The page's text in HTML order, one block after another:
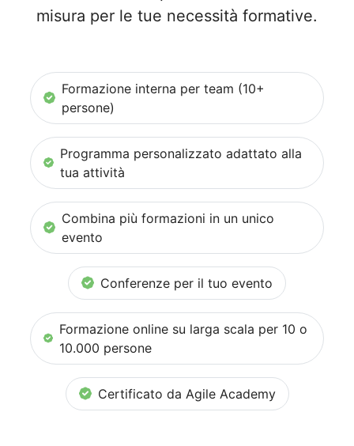
misura per le tue necessità formative.
Formazione interna per team (10+
persone)
Programma personalizzato adattato alla
tua attività
Combina più formazioni in un unico
evento
Conferenze per il tuo evento
Formazione online su larga scala per 10 o
10.000 persone
Certificato da Agile Academy